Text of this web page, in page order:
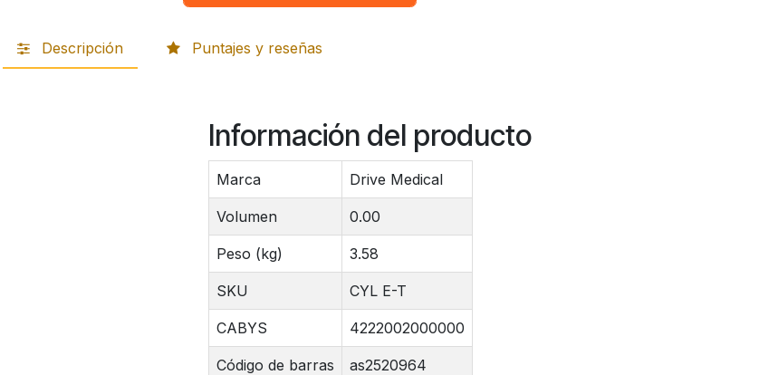
Descripción Puntajes y reseñas
Información del producto
Marca Drive Medical
Volumen 0.00
Peso (kg) 3.58
SKU CYL E-T
CABYS 4222002000000
Código de barras as2520964